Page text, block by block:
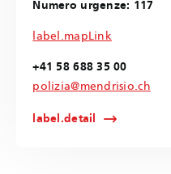
Numero urgenze: 117
label.mapLink
+41 58 688 35 00
polizia@mendrisio.ch
label.detail